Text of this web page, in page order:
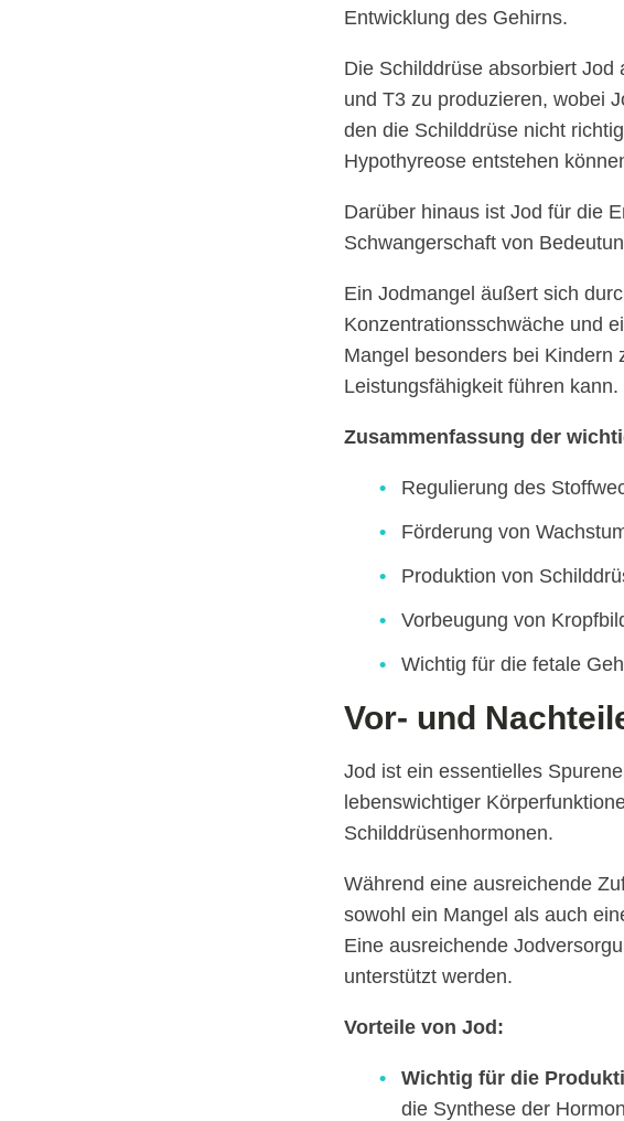
Entwicklung des Gehirns.
Die Schilddrüse absorbiert
und T3 zu produzieren, wobei
den die Schilddrüse nicht
Hypothyreose entstehen
Darüber hinaus ist Jod für die
Schwangerschaft von
Ein Jodmangel äußert sich
Konzentrationsschwäche und
Mangel besonders bei Kindern
Leistungsfähigkeit führen kann.
Zusammenfassung der
Regulierung des
Förderung von
Produktion von
Vorbeugung von
Wichtig für die fetale
Vor- und
Jod ist ein essentielles
lebenswichtiger
Schilddrüsenhormonen.
Während eine ausreichende
sowohl ein Mangel als auch
Eine ausreichende
unterstützt werden.
Vorteile von Jod:
Wichtig für die
die Synthese der